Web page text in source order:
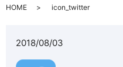
HOME icon_twitter
2018/08/03